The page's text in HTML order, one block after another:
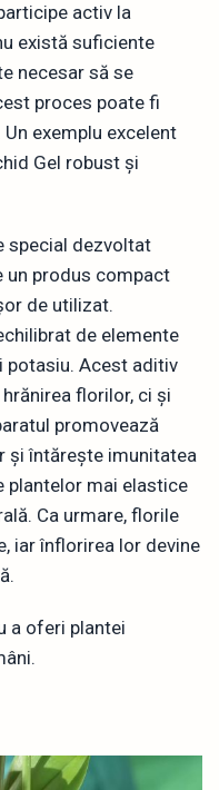
activ la
există suficiente
necesar să se
proces poate fi
exemplu excelent
Gel robust și
special dezvoltat
un produs compact
de utilizat.
de elemente
potasiu. Acest aditiv
florilor, ci și
promovează
și întărește imunitatea
plantelor mai elastice
Ca urmare, florile
iar înflorirea lor devine
a oferi plantei